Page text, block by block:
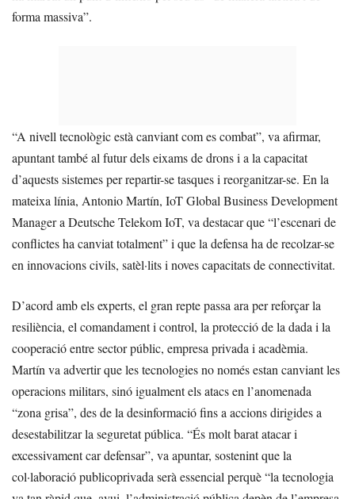
forma massiva”.
“A nivell tecnològic està canviant com es combat”, va afirmar,
apuntant també al futur dels eixams de drons i a la capacitat
d’aquests sistemes per repartir-se tasques i reorganitzar-se. En la
mateixa línia, Antonio Martín, IoT Global Business Development
Manager a Deutsche Telekom IoT, va destacar que “l’escenari de
conflictes ha canviat totalment” i que la defensa ha de recolzar-se
en innovacions civils, satèl·lits i noves capacitats de connectivitat.
D’acord amb els experts, el gran repte passa ara per reforçar la
resiliència, el comandament i control, la protecció de la dada i la
cooperació entre sector públic, empresa privada i acadèmia.
Martín va advertir que les tecnologies no només estan canviant les
operacions militars, sinó igualment els atacs en l’anomenada
“zona grisa”, des de la desinformació fins a accions dirigides a
desestabilitzar la seguretat pública. “És molt barat atacar i
excessivament car defensar”, va apuntar, sostenint que la
col·laboració publicoprivada serà essencial perquè “la tecnologia